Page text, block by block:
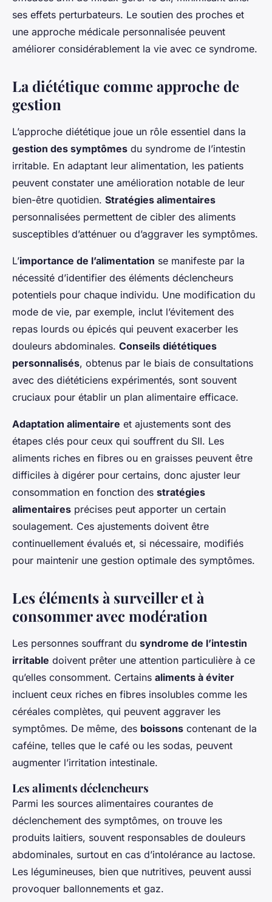
ses effets perturbateurs. Le soutien des proches et
une approche médicale personnalisée peuvent
améliorer considérablement la vie avec ce syndrome.
La diététique comme approche de
gestion
L’approche diététique joue un rôle essentiel dans la
gestion des symptômes du syndrome de l’intestin
irritable. En adaptant leur alimentation, les patients
peuvent constater une amélioration notable de leur
bien-être quotidien. Stratégies alimentaires
personnalisées permettent de cibler des aliments
susceptibles d’atténuer ou d’aggraver les symptômes.
L’importance de l’alimentation se manifeste par la
nécessité d’identifier des éléments déclencheurs
potentiels pour chaque individu. Une modification du
mode de vie, par exemple, inclut l’évitement des
repas lourds ou épicés qui peuvent exacerber les
douleurs abdominales. Conseils diététiques
personnalisés, obtenus par le biais de consultations
avec des diététiciens expérimentés, sont souvent
cruciaux pour établir un plan alimentaire efficace.
Adaptation alimentaire et ajustements sont des
étapes clés pour ceux qui souffrent du SII. Les
aliments riches en fibres ou en graisses peuvent être
difficiles à digérer pour certains, donc ajuster leur
consommation en fonction des stratégies
alimentaires précises peut apporter un certain
soulagement. Ces ajustements doivent être
continuellement évalués et, si nécessaire, modifiés
pour maintenir une gestion optimale des symptômes.
Les éléments à surveiller et à
consommer avec modération
Les personnes souffrant du syndrome de l’intestin
irritable doivent prêter une attention particulière à ce
qu’elles consomment. Certains aliments à éviter
incluent ceux riches en fibres insolubles comme les
céréales complètes, qui peuvent aggraver les
symptômes. De même, des boissons contenant de la
caféine, telles que le café ou les sodas, peuvent
augmenter l’irritation intestinale.
Les aliments déclencheurs
Parmi les sources alimentaires courantes de
déclenchement des symptômes, on trouve les
produits laitiers, souvent responsables de douleurs
abdominales, surtout en cas d’intolérance au lactose.
Les légumineuses, bien que nutritives, peuvent aussi
provoquer ballonnements et gaz.